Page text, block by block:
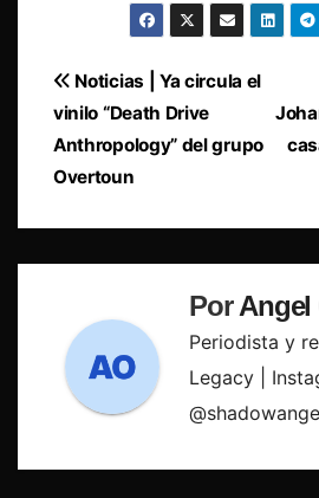
Navegación
de
entradas
Noticias | Ya circula el
vinilo “Death Drive
Anthropology” del grupo
Overtoun
PorAngel
Periodista y
Legacy |